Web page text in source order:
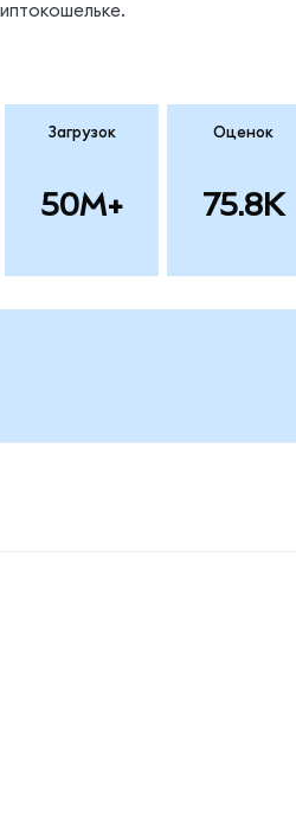
Загрузок
50M+
Оценок
75.8K